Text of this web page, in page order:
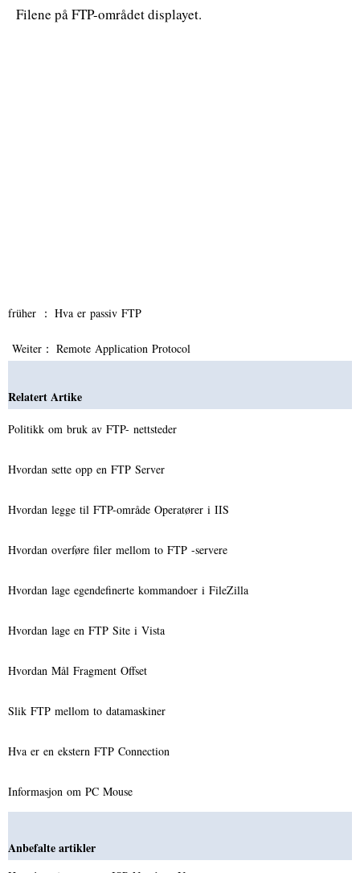
Filene på FTP-området displayet.
früher ： Hva er passiv FTP
Weiter： Remote Application Protocol
Relatert Artike
Politikk om bruk av FTP- nettsteder
Hvordan sette opp en FTP Server
Hvordan legge til FTP-område Operatører i IIS
Hvordan overføre filer mellom to FTP -servere
Hvordan lage egendefinerte kommandoer i FileZilla
Hvordan lage en FTP Site i Vista
Hvordan Mål Fragment Offset
Slik FTP mellom to datamaskiner
Hva er en ekstern FTP Connection
Informasjon om PC Mouse
Anbefalte artikler